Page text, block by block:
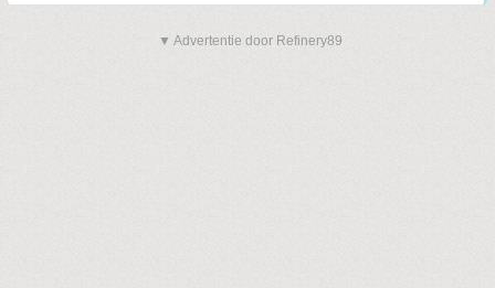
▼ Advertentie door Refinery89